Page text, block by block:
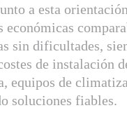
a esta
económicas
sin dificultades,
de instalación
equipos de
soluciones fiables.